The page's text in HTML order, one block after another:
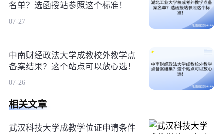
名单？选函授站参照这个标准！
07-27
中南财经政法大学成教校外教学点
备案结果？这个站点可以放心选！
07-26
相关文章
武汉科技大学成教学位证申请条件